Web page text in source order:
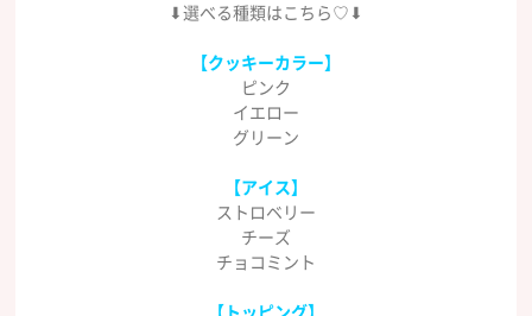
⬇︎選べる種類はこちら♡⬇︎
【クッキーカラー】
ピンク
イエロー
グリーン
【アイス】
ストロベリー
チーズ
チョコミント
【トッピング】